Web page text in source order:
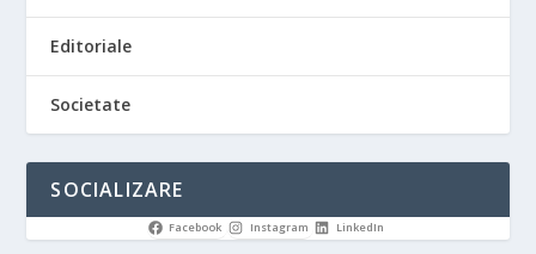
Editoriale
Societate
SOCIALIZARE
Facebook Instagram LinkedIn